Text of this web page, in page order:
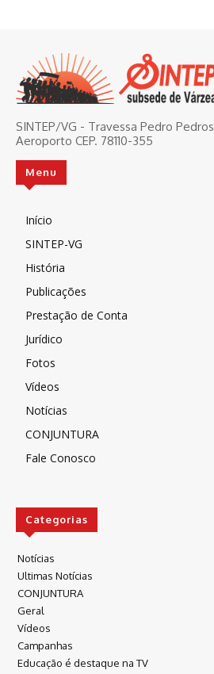
SINTEP/VG - Travessa Pedro
Aeroporto CEP. 78110-355
Menu
Início
SINTEP-VG
História
Publicações
Prestação de Conta
Jurídico
Fotos
Vídeos
Notícias
CONJUNTURA
Fale Conosco
Categorias
Notícias
Ultimas Notícias
CONJUNTURA
Geral
Vídeos
Campanhas
Educação é destaque na TV